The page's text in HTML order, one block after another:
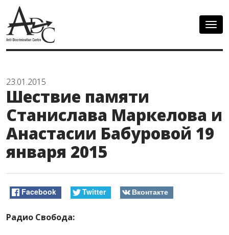
23.01.2015
Шествие памяти
Станислава Маркелова и
Анастасии Бабуровой 19
января 2015
Facebook Twitter Вконтакте
Радио Свобода: